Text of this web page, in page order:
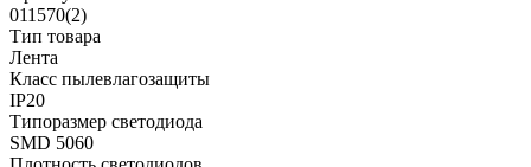
011570(2)
Тип товара
Лента
Класс пылевлагозащиты
IP20
Типоразмер светодиода
SMD 5060